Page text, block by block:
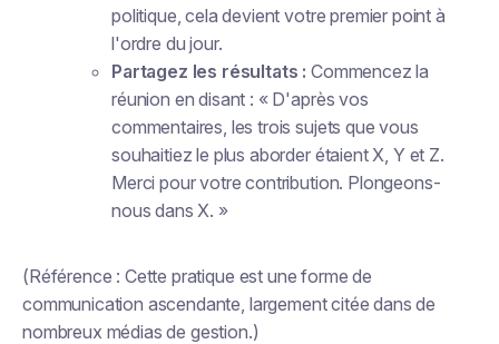
politique, cela devient votre premier point à
l'ordre du jour.
Partagez les résultats : Commencez la
réunion en disant : « D'après vos
commentaires, les trois sujets que vous
souhaitiez le plus aborder étaient X, Y et Z.
Merci pour votre contribution. Plongeons-
nous dans X. »
(Référence : Cette pratique est une forme de
communication ascendante, largement citée dans de
nombreux médias de gestion.)